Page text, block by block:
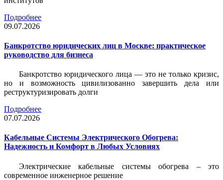
Подробнее
09.07.2026
Банкротство юридических лиц в Москве: практическое
руководство для бизнеса
Банкротство юридического лица — это не только кризис,
но и возможность цивилизованно завершить дела или
реструктуризировать долги
Подробнее
07.07.2026
Кабельные Системы Электрического Обогрева:
Надежность и Комфорт в Любых Условиях
Электрические кабельные системы обогрева – это
современное инженерное решение